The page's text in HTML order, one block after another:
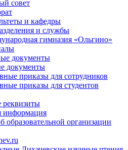
совет
и кафедры
и службы
гимназия «Ольгино»
документы
документы
приказы для сотрудников
приказы для студентов
реквизиты
информация
образовательной организации